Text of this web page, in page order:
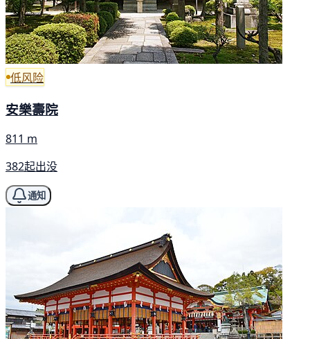
低风险
安樂壽院
811 m
382起出没
通知